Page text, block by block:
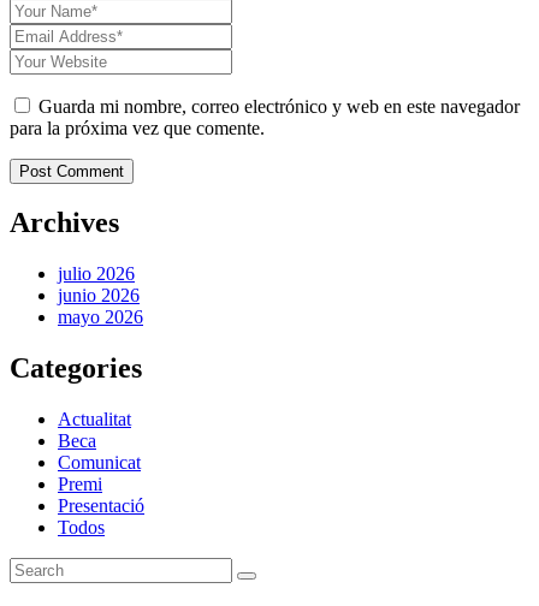
Guarda mi nombre, correo electrónico y web en este navegador
para la próxima vez que comente.
Post Comment
Archives
julio 2026
junio 2026
mayo 2026
Categories
Actualitat
Beca
Comunicat
Premi
Presentació
Todos